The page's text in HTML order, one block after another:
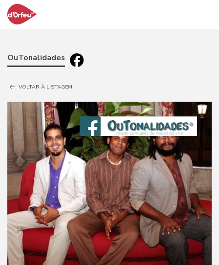
OuTonalidades
VOLTAR À LISTAGEM